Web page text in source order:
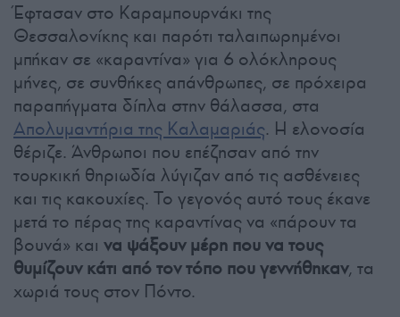
Έφτασαν στο Καραμπουρνάκι της
Θεσσαλονίκης και παρότι ταλαιπωρημένοι
μπήκαν σε «καραντίνα» για 6 ολόκληρους
μήνες, σε συνθήκες απάνθρωπες, σε πρόχειρα
παραπήγματα δίπλα στην θάλασσα, στα
Απολυμαντήρια της Καλαμαριάς. Η ελονοσία
θέριζε. Άνθρωποι που επέζησαν από την
τουρκική θηριωδία λύγιζαν από τις ασθένειες
και τις κακουχίες. Το γεγονός αυτό τους έκανε
μετά το πέρας της καραντίνας να «πάρουν τα
βουνά» και να ψάξουν μέρη που να τους
θυμίζουν κάτι από τον τόπο που γεννήθηκαν, τα
χωριά τους στον Πόντο.